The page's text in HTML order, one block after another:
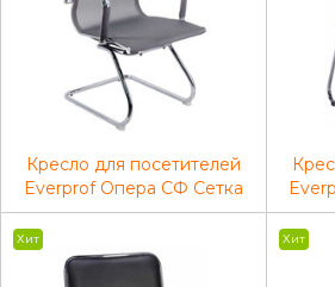
Кресло для посетителей
Everprof Опера СФ Сетка
Серый
Хит Хит